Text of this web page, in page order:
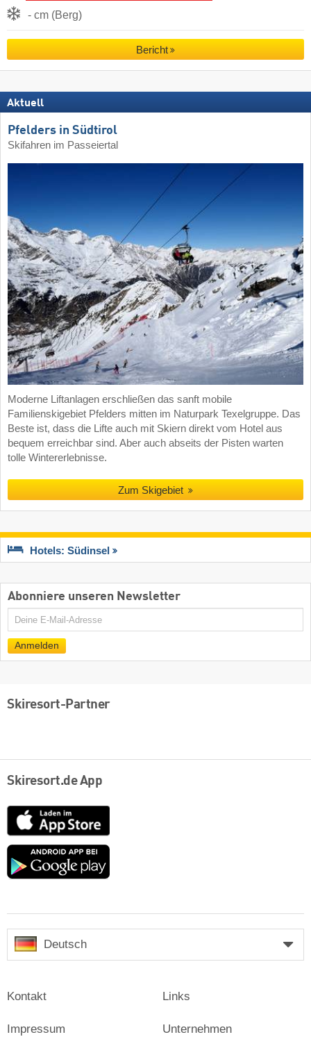
- cm (Berg)
Bericht
Aktuell
Pfelders in Südtirol
Skifahren im Passeiertal
Moderne Liftanlagen erschließen das sanft mobile
Familienskigebiet Pfelders mitten im Naturpark Texelgruppe. Das
Beste ist, dass die Lifte auch mit Skiern direkt vom Hotel aus
bequem erreichbar sind. Aber auch abseits der Pisten warten
tolle Wintererlebnisse.
Zum Skigebiet
Hotels: Südinsel
Abonniere unseren Newsletter
E-
Anmelden
Skiresort-Partner
Skiresort.de App
App
Store
Google
Deutsch
Kontakt
Impressum
Links
Unternehmen